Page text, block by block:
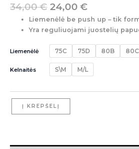
34,00€ 24,00 €
Liemenėlė be push up – tik
Yra reguliuojami juostelių
Liemenėlė 75C 75D 80B 80C
Kelnaitės S\M M/L
Į KREPŠELĮ